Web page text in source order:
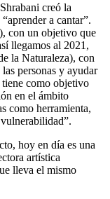
creó la
a cantar”.
con un objetivo que
llegamos al 2021,
la Naturaleza), con
personas y ayudar
tiene como objetivo
en el ámbito
como herramienta,
hoy en día es una
artística
lleva el mismo